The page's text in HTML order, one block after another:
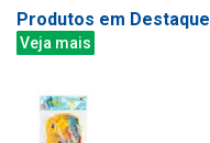
Produtos em Destaque
Veja mais